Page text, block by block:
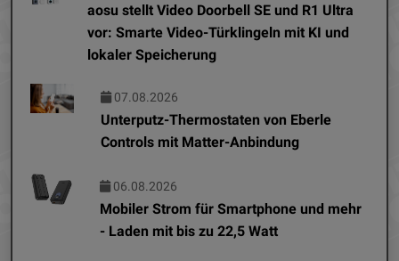
aosu stellt Video Doorbell SE und R1 Ultra
vor: Smarte Video-Türklingeln mit KI und
lokaler Speicherung
07.08.2026
Unterputz-Thermostaten von Eberle
Controls mit Matter-Anbindung
06.08.2026
Mobiler Strom für Smartphone und mehr
- Laden mit bis zu 22,5 Watt